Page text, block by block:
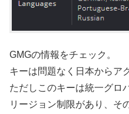
GMGの情報をチェック。
キーは問題なく日本からア
ただしこのキーは統一グロ
リージョン制限があり、そ